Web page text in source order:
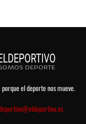
porque el deporte nos mueve.